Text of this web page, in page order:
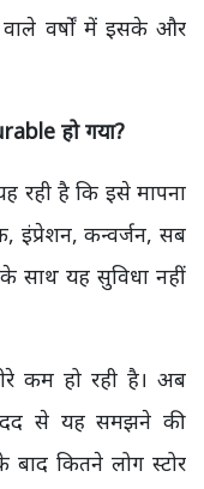
वर्षों में इसके और
हो गया?
रही है कि इसे मापना
इंप्रेशन, कन्वर्जन, सब
साथ यह सुविधा नहीं
कम हो रही है। अब
से यह समझने की
कितने लोग स्टोर